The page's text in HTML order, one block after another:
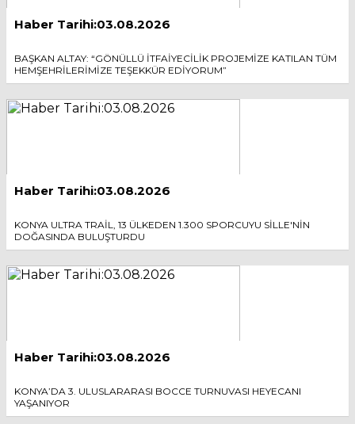
Haber Tarihi:03.08.2026
BAŞKAN ALTAY: “GÖNÜLLÜ İTFAİYECİLİK PROJEMİZE KATILAN TÜM
HEMŞEHRİLERİMİZE TEŞEKKÜR EDİYORUM”
Haber Tarihi:03.08.2026
KONYA ULTRA TRAİL, 13 ÜLKEDEN 1.300 SPORCUYU SİLLE'NİN
DOĞASINDA BULUŞTURDU
Haber Tarihi:03.08.2026
KONYA’DA 3. ULUSLARARASI BOCCE TURNUVASI HEYECANI
YAŞANIYOR